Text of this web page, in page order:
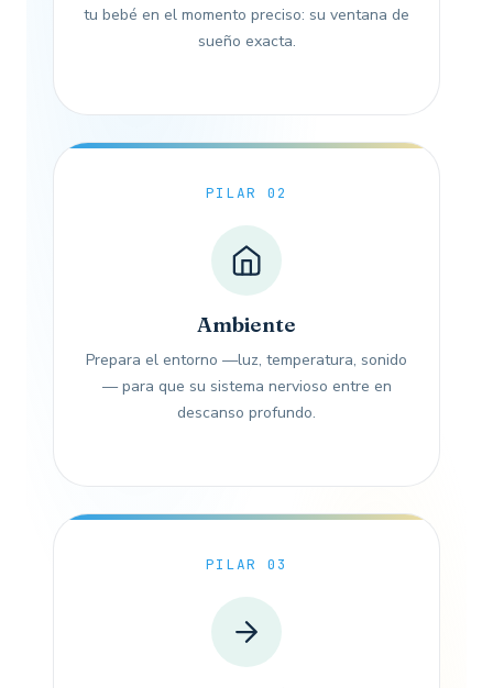
tu bebé en el momento preciso: su ventana de
sueño exacta.
PILAR 02
Ambiente
Prepara el entorno —luz, temperatura, sonido
— para que su sistema nervioso entre en
descanso profundo.
PILAR 03